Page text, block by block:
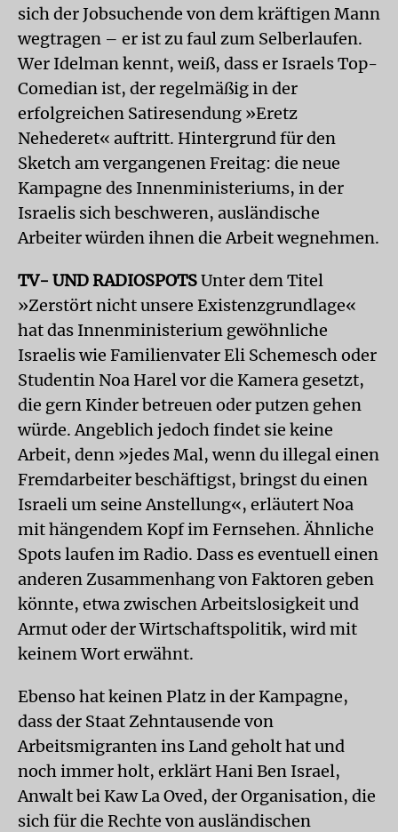
sich der Jobsuchende von dem kräftigen Mann
wegtragen – er ist zu faul zum Selberlaufen.
Wer Idelman kennt, weiß, dass er Israels Top-
Comedian ist, der regelmäßig in der
erfolgreichen Satiresendung »Eretz
Nehederet« auftritt. Hintergrund für den
Sketch am vergangenen Freitag: die neue
Kampagne des Innenministeriums, in der
Israelis sich beschweren, ausländische
Arbeiter würden ihnen die Arbeit wegnehmen.
TV- UND RADIOSPOTSUnter dem Titel
»Zerstört nicht unsere Existenzgrundlage«
hat das Innenministerium gewöhnliche
Israelis wie Familienvater Eli Schemesch oder
Studentin Noa Harel vor die Kamera gesetzt,
die gern Kinder betreuen oder putzen gehen
würde. Angeblich jedoch findet sie keine
Arbeit, denn »jedes Mal, wenn du illegal einen
Fremdarbeiter beschäftigst, bringst du einen
Israeli um seine Anstellung«, erläutert Noa
mit hängendem Kopf im Fernsehen. Ähnliche
Spots laufen im Radio. Dass es eventuell einen
anderen Zusammenhang von Faktoren geben
könnte, etwa zwischen Arbeitslosigkeit und
Armut oder der Wirtschaftspolitik, wird mit
keinem Wort erwähnt.
Ebenso hat keinen Platz in der Kampagne,
dass der Staat Zehntausende von
Arbeitsmigranten ins Land geholt hat und
noch immer holt, erklärt Hani Ben Israel,
Anwalt bei Kaw La Oved, der Organisation, die
sich für die Rechte von ausländischen